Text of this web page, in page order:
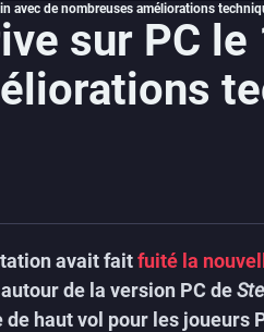
avec de nombreuses améliorations
sur PC le
avait faitfuité la
de la version PC de
haut vol pour les joueurs